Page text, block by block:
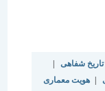
|
معماری